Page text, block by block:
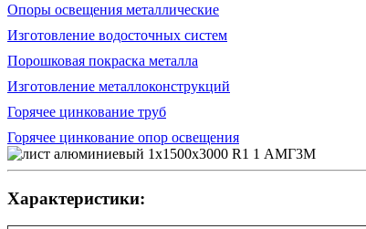
Опоры освещения металлические
Изготовление водосточных систем
Порошковая покраска металла
Изготовление металлоконструкций
Горячее цинкование труб
Горячее цинкование опор освещения
Характеристики: